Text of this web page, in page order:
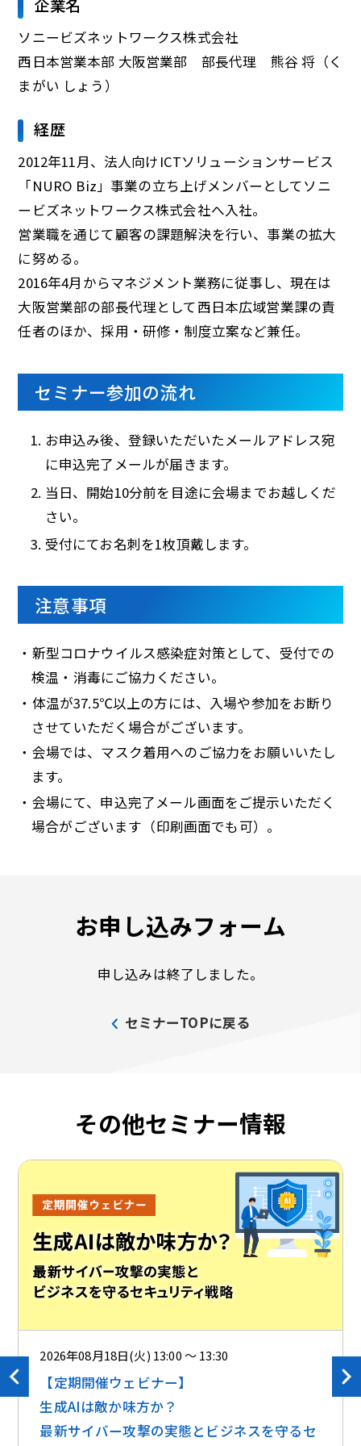
企業名
ソニービズネットワークス株式会社
西日本営業本部 大阪営業部 部長代理 熊谷 将（く
まがい しょう）
経歴
2012年11月、法人向けICTソリューションサービス
「NURO Biz」事業の立ち上げメンバーとしてソニ
ービズネットワークス株式会社へ入社。
営業職を通じて顧客の課題解決を行い、事業の拡大
に努める。
2016年4月からマネジメント業務に従事し、現在は
大阪営業部の部長代理として西日本広域営業課の責
任者のほか、採用・研修・制度立案など兼任。
セミナー参加の流れ
お申込み後、登録いただいたメールアドレス宛
に申込完了メールが届きます。
当日、開始10分前を目途に会場までお越しくだ
さい。
受付にてお名刺を1枚頂戴します。
注意事項
・新型コロナウイルス感染症対策として、受付での
検温・消毒にご協力ください。
・体温が37.5℃以上の方には、入場や参加をお断り
させていただく場合がございます。
・会場では、マスク着用へのご協力をお願いいたし
ます。
・会場にて、申込完了メール画面をご提示いただく
場合がございます（印刷画面でも可）。
お申し込みフォーム
申し込みは終了しました。
セミナーTOPに戻る
その他セミナー情報
2026年08月18日(火) 13:00 ～ 13:30
【定期開催ウェビナー】
生成AIは敵か味方か？ ​​
最新サイバー攻撃の実態とビジネスを守るセ